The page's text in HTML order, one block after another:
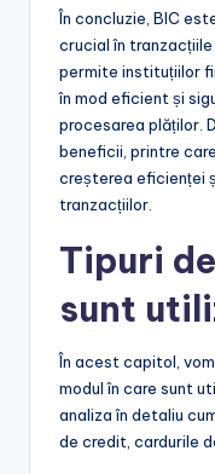
În concluzie, BIC
crucial în
permite instituțiilor
în mod eficient și
procesarea plăților.
beneficii, printre
creșterea eficienței
tranzacțiilor.
Tipuri
sunt
În acest capitol,
modul în care sunt
analiza în detaliu
de credit, cardurile